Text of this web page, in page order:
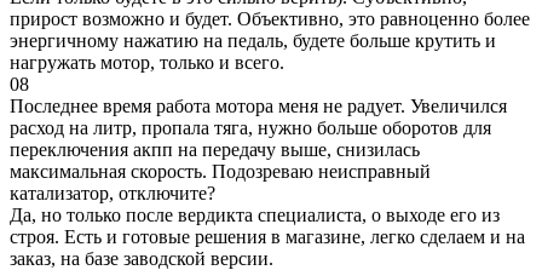
прирост возможно и будет. Объективно, это равноценно более
энергичному нажатию на педаль, будете больше крутить и
нагружать мотор, только и всего.
08
Последнее время работа мотора меня не радует. Увеличился
расход на литр, пропала тяга, нужно больше оборотов для
переключения акпп на передачу выше, снизилась
максимальная скорость. Подозреваю неисправный
катализатор, отключите?
Да, но только после вердикта специалиста, о выходе его из
строя. Есть и готовые решения в магазине, легко сделаем и на
заказ, на базе заводской версии.